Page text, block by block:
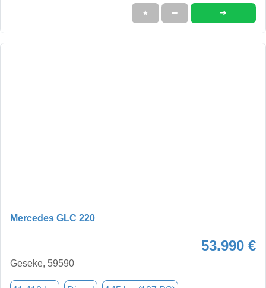
★ ➦ ➜
Mercedes GLC 220
53.990 €
Geseke, 59590